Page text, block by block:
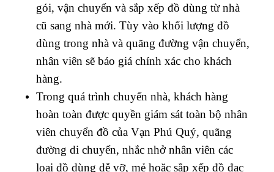
gói, vận chuyển và sắp xếp đồ dùng từ nhà
cũ sang nhà mới. Tùy vào khối lượng đồ
dùng trong nhà và quãng đường vận chuyển,
nhân viên sẽ báo giá chính xác cho khách
hàng.
Trong quá trình chuyển nhà, khách hàng
hoàn toàn được quyền giám sát toàn bộ nhân
viên chuyển đồ của Vạn Phú Quý, quãng
đường di chuyển, nhắc nhở nhân viên các
loại đồ dùng dễ vỡ, mẻ hoặc sắp xếp đồ đạc